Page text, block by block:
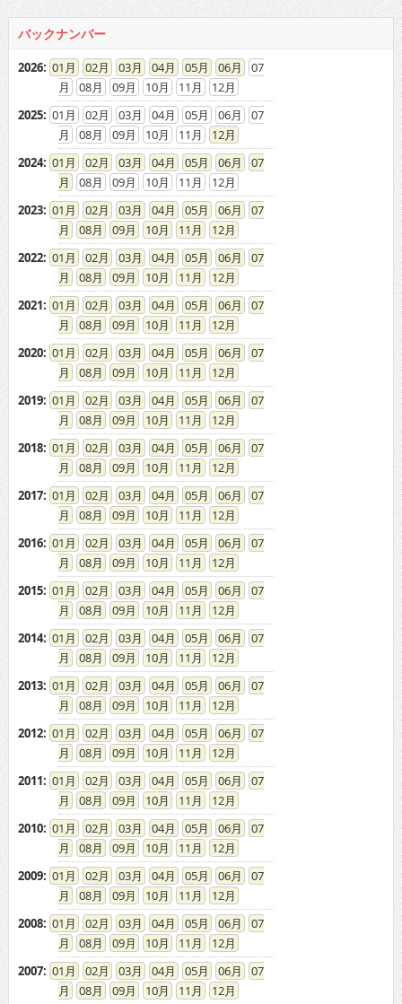
08
09 10 11
12
08
09 10 11
12
01 02 03 04 05 06
07
08
09 10 11
12
01 02 03 04 05 06
07
08
09 10 11
12
01 02 03 04 05 06
07
08
09 10 11
12
01 02 03 04 05 06
07
08
09 10 11
12
01 02 03 04 05 06
07
08
09 10 11
12
01 02 03 04 05 06
07
08
09 10 11
12
01 02 03 04 05 06
07
08
09 10 11
12
01 02 03 04 05 06
07
08
09 10 11
12
01 02 03 04 05 06
07
08
09 10 11
12
01 02 03 04 05 06
07
08
09 10 11
12
01 02 03 04 05 06
07
08
09 10 11
12
01 02 03 04 05 06
07
08
09 10 11
12
01 02 03 04 05 06
07
08
09 10 11
12
01 02 03 04 05 06
07
08
09 10 11
12
01 02 03 04 05 06
07
08
09 10 11
12
01 02 03 04 05 06
07
08
09 10 11
12
01 02 03 04 05 06
07
08
09 10 11
12
01 02 03 04 05 06
07
08
09 10 11
12
01 02 03 04 05 06
07
08
09 10 11
12